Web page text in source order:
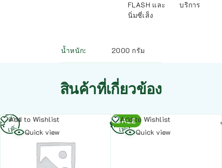
FLASH และ
นิ่มซี่เส็ง
บริการ
น้ำหนัก 2000 กรัม
สินค้าที่เกี่ยวข้อง
Add to Wishlist
Quick view
อ่าน
เพิ่ม
SALE
Add to Wishlist
Quick view
อ่าน
เพิ่ม